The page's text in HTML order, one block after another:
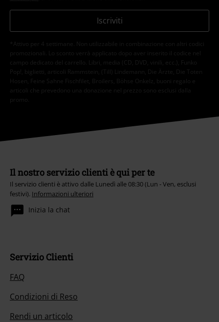
Iscriviti
*Attivo per 4 settimane. Non utilizzabile in combinazione con altri codici
promozionali. Lo sconto verrà applicato dopo aver inserito il codice nel
campo dedicato del carrello. Libri, media (CD, DVD, vinili, ecc.), Funko
Pop!, biglietti, articoli Rammstein, (Till) Lindemann, Die Ärzte, Die Toten
Hosen, Feine Sahne Fischfilet, Broilers, Böhse Onkelz, buoni regalo e
articoli che prevedono una donazione nel prezzo sono esclusi dalla
promo.
Il nostro servizio clienti è qui per te
Il servizio clienti è attivo dalle Lunedì alle 08:30 (Lun - Ven, esclusi
festivi). Informazioni ulteriori
Inizia la chat
Servizio Clienti
FAQ
Condizioni di Reso
Rendi un articolo